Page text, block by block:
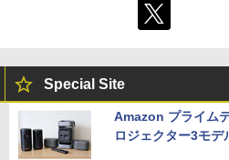
Special Site
Amazon プライム
ロジェクター3モデ